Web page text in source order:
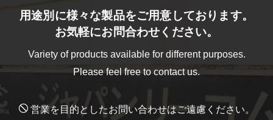
用途別に様々な製品をご用意しております。
お気軽にお問合わせください。
Variety of products available for different purposes.
Please feel free to contact us.
営業を目的としたお問い合わせはご遠慮ください。